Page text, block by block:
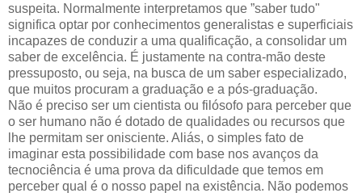
suspeita. Normalmente interpretamos que ”saber tudo"
significa optar por conhecimentos generalistas e superficiais
incapazes de conduzir a uma qualificação, a consolidar um
saber de excelência. É justamente na contra-mão deste
pressuposto, ou seja, na busca de um saber especializado,
que muitos procuram a graduação e a pós-graduação.
Não é preciso ser um cientista ou filósofo para perceber que
o ser humano não é dotado de qualidades ou recursos que
lhe permitam ser onisciente. Aliás, o simples fato de
imaginar esta possibilidade com base nos avanços da
tecnociência é uma prova da dificuldade que temos em
perceber qual é o nosso papel na existência. Não podemos